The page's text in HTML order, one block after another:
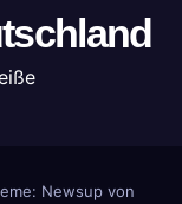
Newsup von